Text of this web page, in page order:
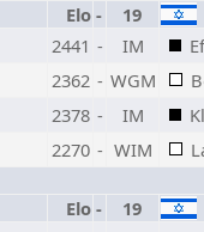
Elo -
19
2441 - IM
2362 - WGM
2378 - IM
2270 - WIM
Elo -
19